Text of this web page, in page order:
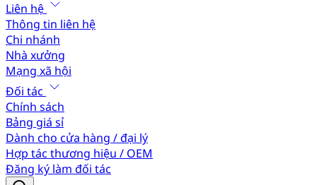
Liên hệ
Thông tin liên hệ
Chi nhánh
Nhà xưởng
Mạng xã hội
Đối tác
Chính sách
Bảng giá sỉ
Dành cho cửa hàng / đại lý
Hợp tác thương hiệu / OEM
Đăng ký làm đối tác